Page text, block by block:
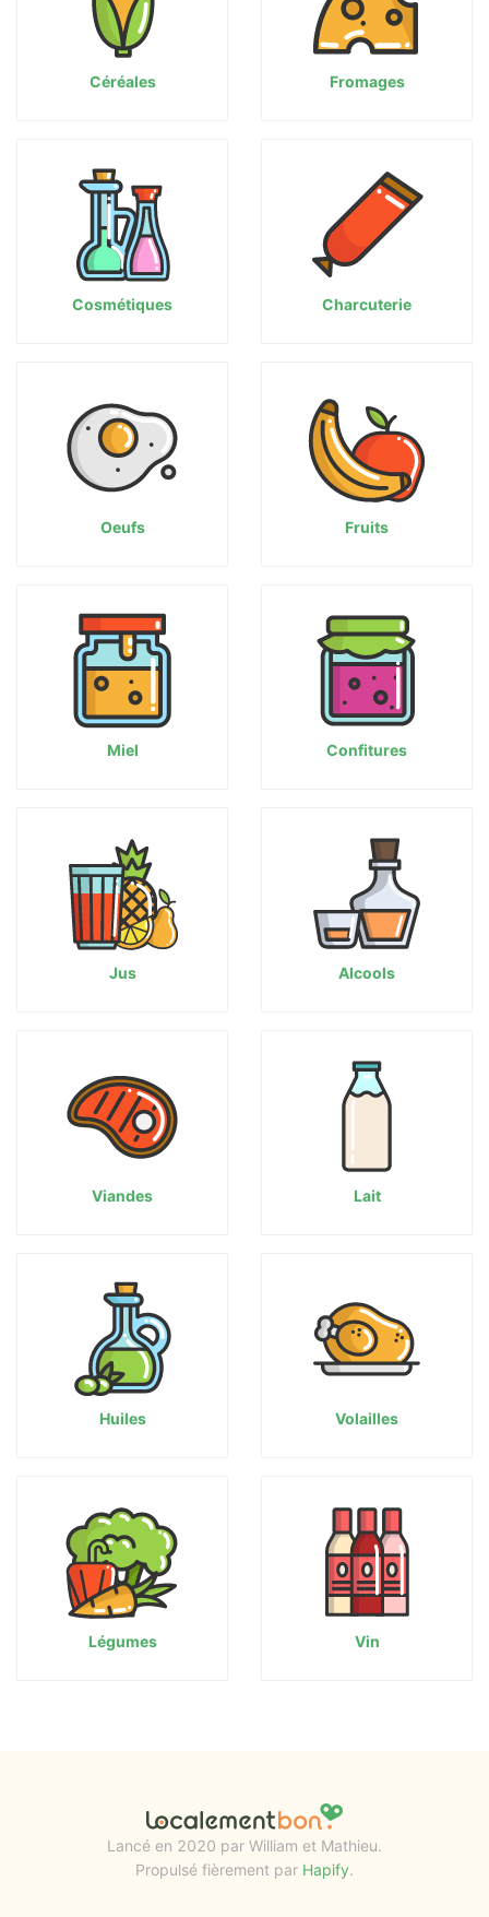
Céréales Fromages
Cosmétiques Charcuterie
Oeufs Fruits
Miel Confitures
Jus Alcools
Viandes Lait
Huiles Volailles
Légumes Vin
Lancé en 2020 par William et Mathieu.
Propulsé fièrement par Hapify.